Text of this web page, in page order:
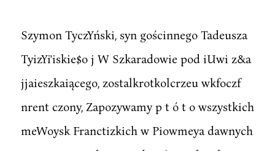
Szymon TyczYński, syn gościnnego Tadeusza
TyizYi'iskie$o j W Szkaradowie pod iUwi z&a
jjaieszkaiącego, zostalkrotkolcrzeu wkfoczf
nrent czony, Zapozywamy p t ó t o wszystkich
meWoysk Franctizkich w Piowmeya dawnych